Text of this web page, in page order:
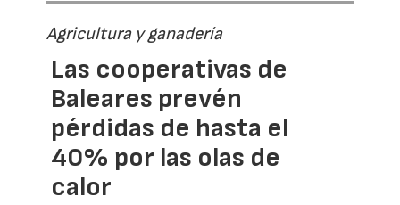
Agricultura y ganadería
Las cooperativas de
Baleares prevén
pérdidas de hasta el
40% por las olas de
calor